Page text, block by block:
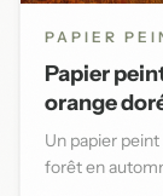
PAPIER
Papier
orange
Un papier
forêt en